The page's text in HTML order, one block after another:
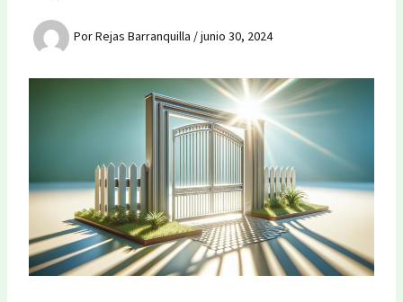
PorRejas Barranquilla /junio 30, 2024